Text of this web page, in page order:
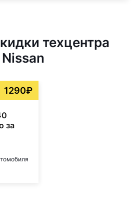
техцентра
Nissan
1290₽
за